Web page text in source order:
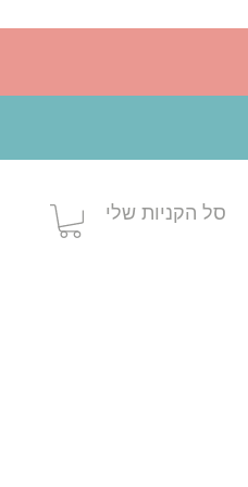
סל הקניות שלי